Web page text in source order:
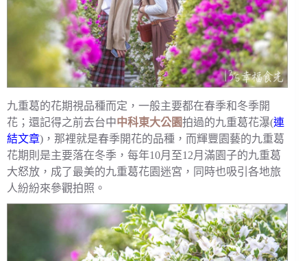
九重葛的花期視品種而定，一般主要都在春季和冬季開
花；還記得之前去台中中科東大公園拍過的九重葛花瀑(連
結文章)，那裡就是春季開花的品種，而輝豐園藝的九重葛
花期則是主要落在冬季，每年10月至12月滿園子的九重葛
大怒放，成了最美的九重葛花園迷宮，同時也吸引各地旅
人紛紛來參觀拍照。